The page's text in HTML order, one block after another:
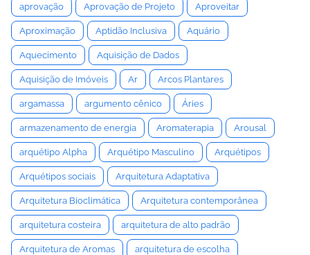
aprovação Aprovação de Projeto Aproveitar
Aproximação Aptidão Inclusiva Aquário
Aquecimento Aquisição de Dados
Aquisição de Imóveis Ar Arcos Plantares
argamassa argumento cênico Áries
armazenamento de energia Aromaterapia Arousal
arquétipo Alpha Arquétipo Masculino Arquétipos
Arquétipos sociais Arquitetura Adaptativa
Arquitetura Bioclimática Arquitetura contemporânea
arquitetura costeira arquitetura de alto padrão
Arquitetura de Aromas arquitetura de escolha